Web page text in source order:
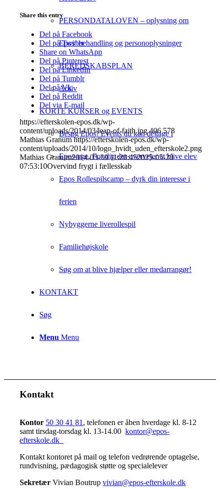
PERSONDATALOVEN – oplysning om
Epos’ behandling og personoplysninger
BEREDSKABSPLAN
Arkiv
KORTE KURSER og EVENTS
Besøg Epos! Events du kan deltage i
Epos-uge. For dig der overvejer at blive elev
Epos Rollespilscamp – dyrk din interesse i
ferien
Nybyggerne liverollespil
Familiehøjskole
Søg om at blive hjælper eller medarrangør!
KONTAKT
Søg
Menu Menu
Share this entry
Del på Facebook
Del på Twitter
Share on WhatsApp
Del på Pinterest
Del på LinkedIn
Del på Tumblr
Del på Vk
Del på Reddit
Del via E-mail
https://efterskolen-epos.dk/wp-
content/uploads/2014/03/leap-of-faith.jpg 406 578
Mathias Granum https://efterskolen-epos.dk/wp-
content/uploads/2014/10/logo_hvidt_uden_efterskole2.png
Mathias Granum2014-03-30 11:20:452025-05-20
07:53:10Overvind frygt i fællesskab
Kontakt
Kontor 50 30 41 81 , telefonen er åben hverdage kl. 8-12
samt tirsdag-torsdag kl. 13-14.00kontor@epos-
efterskole.dk
Kontakt kontoret på mail og telefon vedrørende optagelse,
rundvisning, pædagogisk støtte og specialelever
SekretærVivian Boutrupvivian@epos-efterskole.dk